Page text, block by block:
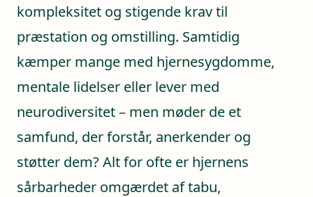
kompleksitet og stigende krav til
præstation og omstilling. Samtidig
kæmper mange med hjernesygdomme,
mentale lidelser eller lever med
neurodiversitet – men møder de et
samfund, der forstår, anerkender og
støtter dem? Alt for ofte er hjernens
sårbarheder omgærdet af tabu,